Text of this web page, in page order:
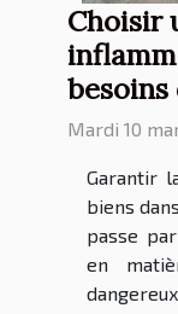
Choisir
Mardi 10
Garantir
biens
passe
en